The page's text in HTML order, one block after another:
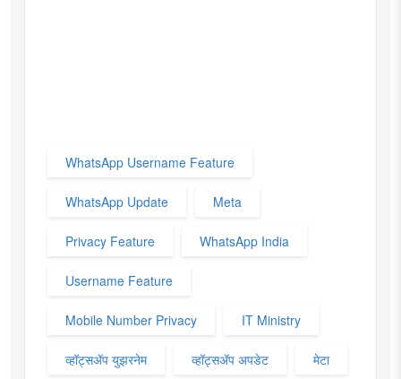
WhatsApp Username Feature
WhatsApp Update Meta
Privacy Feature WhatsApp India
Username Feature
Mobile Number Privacy IT Ministry
व्हॉट्सॲप युझरनेम व्हॉट्सॲप अपडेट मेटा